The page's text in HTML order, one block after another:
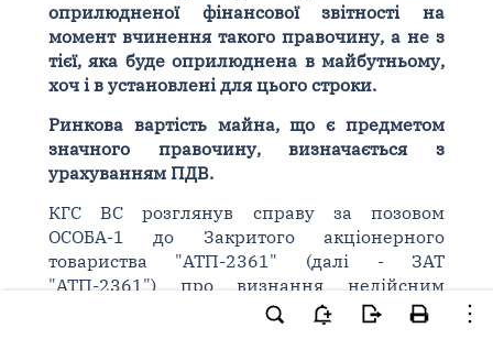
оприлюдненої фінансової звітності на
момент вчинення такого правочину, а не з
тієї, яка буде оприлюднена в майбутньому,
хоч і в установлені для цього строки.
Ринкова вартість майна, що є предметом
значного правочину, визначається з
урахуванням ПДВ.
КГС ВС розглянув справу за позовом
ОСОБА-1 до Закритого акціонерного
товариства "АТП-2361" (далі - ЗАТ
"АТП-2361") про визнання недійсним
рішення загальних зборів акціонерів і